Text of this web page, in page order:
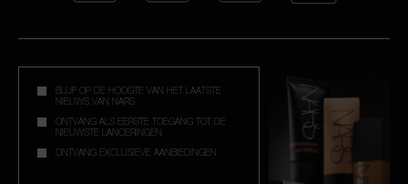
BLIJF OP DE HOOGTE VAN HET LAATSTE
NIEUWS VAN NARS
ONTVANG ALS EERSTE TOEGANG TOT DE
NIEUWSTE LANCERINGEN
ONTVANG EXCLUSIEVE AANBIEDINGEN